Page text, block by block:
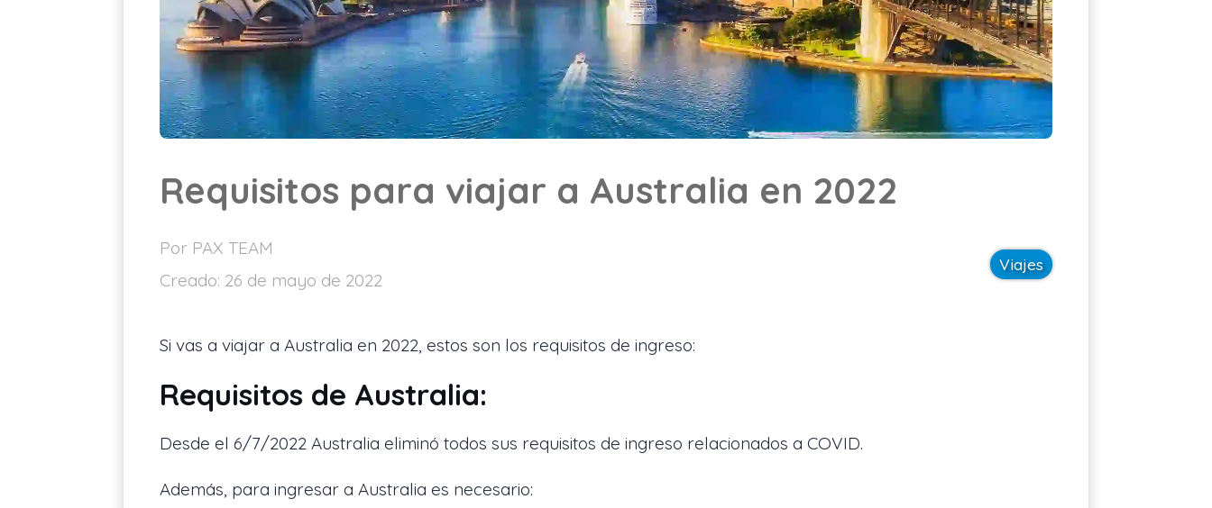
Cotizar asistencia
Requisitos para viajar a Australia en 2022
Por PAX TEAM
Creado: 26 de mayo de 2022
Viajes
Si vas a viajar a Australia en 2022, estos son los requisitos de ingreso:
Requisitos de Australia:
Desde el 6/7/2022 Australia eliminó todos sus requisitos de ingreso relacionados a COVID.
Además, para ingresar a Australia es necesario: